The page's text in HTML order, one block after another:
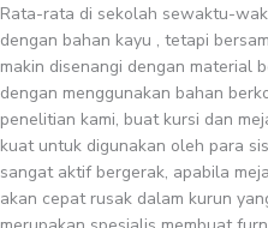
Rata-rata di sekolah sewaktu-
dengan bahan kayu , tetapi
makin disenangi dengan material
dengan menggunakan bahan
penelitian kami, buat kursi dan
kuat untuk digunakan oleh para
sangat aktif bergerak, apabila
akan cepat rusak dalam kurun